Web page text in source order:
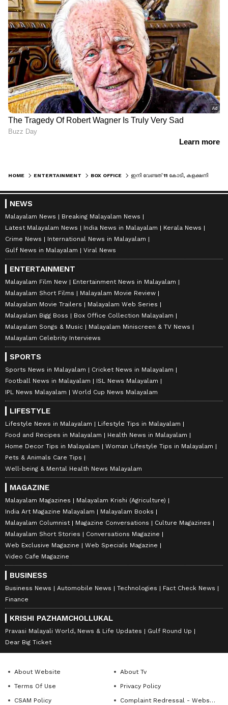
HOME ENTERTAINMENT BOX OFFICE
NEWS
Malayalam News
Breaking Malayalam News
Latest Malayalam News
India News in Malayalam
Kerala News
Crime News
International News in Malayalam
Gulf News in Malayalam
Viral News
ENTERTAINMENT
Malayalam Film New
Entertainment News in Malayalam
Malayalam Short Films
Malayalam Movie Review
Malayalam Movie Trailers
Malayalam Web Series
Malayalam Bigg Boss
Box Office Collection Malayalam
Malayalam Songs & Music
Malayalam Miniscreen & TV News
Malayalam Celebrity Interviews
SPORTS
Sports News in Malayalam
Cricket News in Malayalam
Football News in Malayalam
ISL News Malayalam
IPL News Malayalam
World Cup News Malayalam
LIFESTYLE
Lifestyle News in Malayalam
Lifestyle Tips in Malayalam
Food and Recipes in Malayalam
Health News in Malayalam
Home Decor Tips in Malayalam
Woman Lifestyle Tips in Malayalam
Pets & Animals Care Tips
Well-being & Mental Health News Malayalam
MAGAZINE
Malayalam Magazines
Malayalam Krishi (Agriculture)
India Art Magazine Malayalam
Malayalam Books
Malayalam Columnist
Magazine Conversations
Culture Magazines
Malayalam Short Stories
Conversations Magazine
Web Exclusive Magazine
Web Specials Magazine
Video Cafe Magazine
BUSINESS
Business News Automobile News Technologies
Fact Check News
Finance
KRISHI PAZHAMCHOLLUKAL
Pravasi Malayali World, News & Life Updates
Gulf Round Up
Dear Big Ticket
About Website
About Tv
Terms Of Use
Privacy Policy
CSAM Policy
Complaint Redressal - Website